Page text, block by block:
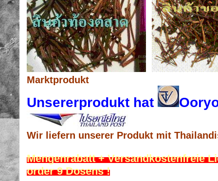
Marktprodukt
Unsererprodukt hat
Wir liefern unserer Produkt mit
Mengenrabatt + Versandkostenfreie
order 9 Dosens !